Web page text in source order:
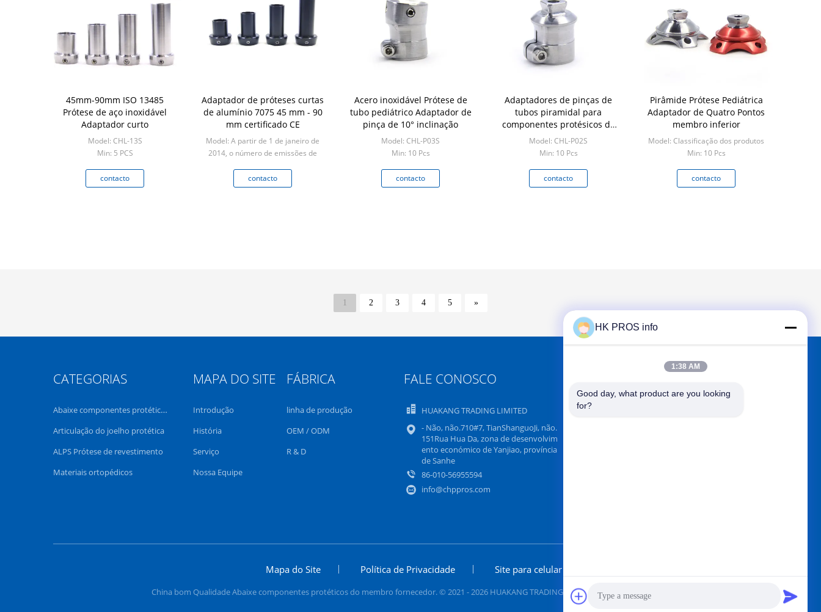
45mm-90mm ISO 13485
Prótese de aço inoxidável
Adaptador curto
Model: CHL-13S
Min: 5 PCS
contacto
Adaptador de próteses curtas
de alumínio 7075 45 mm - 90
mm certificado CE
Model: A partir de 1 de janeiro de
2014, o número de emissões de
I.
Min: 10 PCS
contacto
Acero inoxidável Prótese de
tubo pediátrico Adaptador de
pinça de 10° inclinação
Model: CHL-P03S
Min: 10 Pcs
contacto
Adaptadores de pinças de
tubos piramidal para
componentes protésicos de
membros inferiores 90LBS
Model: CHL-P02S
Min: 10 Pcs
contacto
Pirâmide Prótese Pediátrica
Adaptador de Quatro Pontos
membro inferior
Model: Classificação dos produtos
Min: 10 Pcs
contacto
1 2 3 4 5 »
CATEGORIAS
Abaixe componentes protéticos do membro
Articulação do joelho protética
ALPS Prótese de revestimento
Materiais ortopédicos
MAPA DO SITE
Introdução
História
Serviço
Nossa Equipe
FÁBRICA
linha de produção
OEM / ODM
R & D
FALE CONOSCO
HUAKANG TRADING LIMITED
- Não, não.710#7, TianShanguoJi, não.
151Rua Hua Da, zona de desenvolvim
ento económico de Yanjiao, província
de Sanhe
86-010-56955594
info@chppros.com
Mapa do Site Política de Privacidade Site para celular
China bom Qualidade Abaixe componentes protéticos do membro fornecedor. © 2021 - 2026 HUAKANG TRADING LIMITED. All Rights Reserved.
HK PROS info
1:38 AM
Good day, what product are you looking
for?